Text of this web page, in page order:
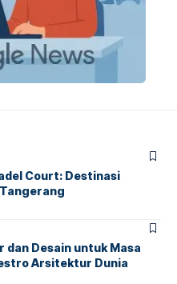
Court: Destinasi
dan Desain untuk Masa
Arsitektur Dunia